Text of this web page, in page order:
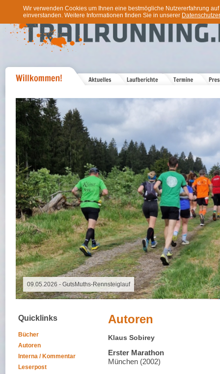
Wir verwenden Cookies um Ihnen eine bestmögliche Nutzererfahrung
einverstanden. Weitere Informationen finden Sie in unserer
09.05.2026 - GutsMuths-Rennsteiglauf
Quicklinks
Bücher
Autoren
Interna / Kommentar
Leserpost
Autoren
Klaus Sobirey
Erster Marathon
München (2002)